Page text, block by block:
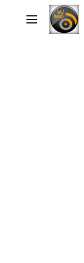
springenHauptmenü